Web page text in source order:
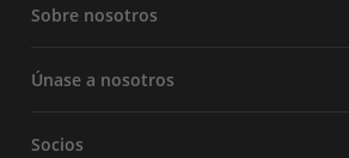
Sobre nosotros
Únase a nosotros
Socios